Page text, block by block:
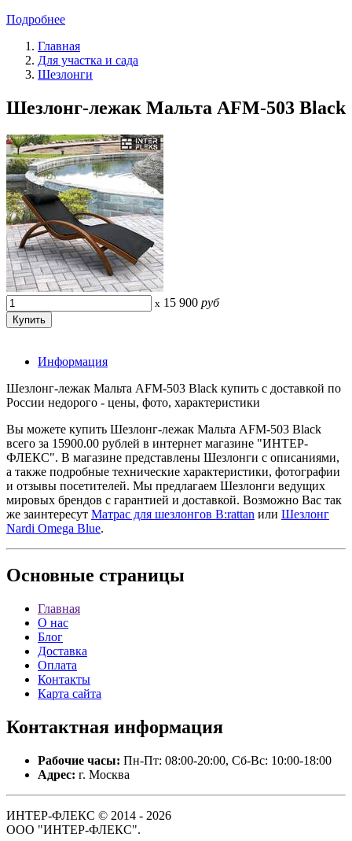
Подробнее
Главная
Для участка и сада
Шезлонги
Шезлонг-лежак Мальта AFM-503 Black
x 15 900 руб
Информация
Шезлонг-лежак Мальта AFM-503 Black купить с доставкой по
России недорого - цены, фото, характеристики
Вы можете купить Шезлонг-лежак Мальта AFM-503 Black
всего за 15900.00 рублей в интернет магазине "ИНТЕР-
ФЛЕКС". В магазине представлены Шезлонги с описаниями,
а также подробные технические характеристики, фотографии
и отзывы посетителей. Мы предлагаем Шезлонги ведущих
мировых брендов с гарантией и доставкой. Возможно Вас так
же заинтересут Матрас для шезлонгов B:rattan или Шезлонг
Nardi Omega Blue.
Основные страницы
Главная
О нас
Блог
Доставка
Оплата
Контакты
Карта сайта
Контактная информация
Рабочие часы: Пн-Пт: 08:00-20:00, Сб-Вс: 10:00-18:00
Адрес: г. Москва
ИНТЕР-ФЛЕКС © 2014 - 2026
ООО "ИНТЕР-ФЛЕКС".